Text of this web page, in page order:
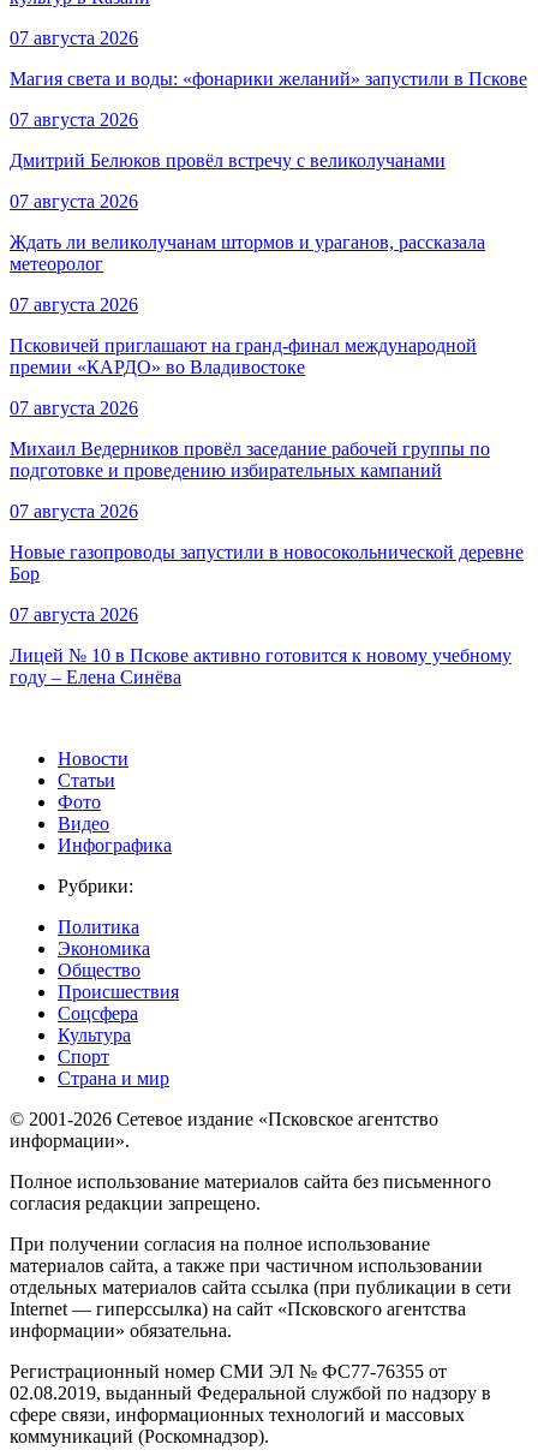
07 августа 2026
Магия света и воды: «фонарики желаний» запустили в Пскове
07 августа 2026
Дмитрий Белюков провёл встречу с великолучанами
07 августа 2026
Ждать ли великолучанам штормов и ураганов, рассказала
метеоролог
07 августа 2026
Псковичей приглашают на гранд‑финал международной
премии «КАРДО» во Владивостоке
07 августа 2026
Михаил Ведерников провёл заседание рабочей группы по
подготовке и проведению избирательных кампаний
07 августа 2026
Новые газопроводы запустили в новосокольнической деревне
Бор
07 августа 2026
Лицей № 10 в Пскове активно готовится к новому учебному
году – Елена Синёва
Новости
Статьи
Фото
Видео
Инфографика
Рубрики:
Политика
Экономика
Общество
Происшествия
Соцсфера
Культура
Спорт
Страна и мир
© 2001-2026 Сетевое издание «Псковское агентство
информации».
Полное использование материалов сайта без письменного
согласия редакции запрещено.
При получении согласия на полное использование
материалов сайта, а также при частичном использовании
отдельных материалов сайта ссылка (при публикации в сети
Internet — гиперссылка) на сайт «Псковского агентства
информации» обязательна.
Регистрационный номер СМИ ЭЛ № ФС77-76355 от
02.08.2019, выданный Федеральной службой по надзору в
сфере связи, информационных технологий и массовых
коммуникаций (Роскомнадзор).